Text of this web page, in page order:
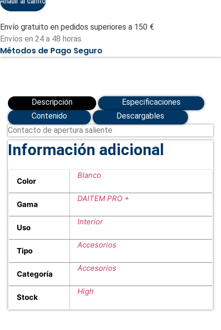
Envío gratuito en pedidos superiores a 150 €
Envíos en 24 a 48 horas.
Métodos de Pago Seguro
Descripción
Especificaciones
Contenido
Descargables
Contacto de apertura saliente
Información adicional
Color
Blanco
Gama
DAITEM PRO +
Uso
Interior
Tipo
Accesorios
Categoría
Accesorios
Stock
High